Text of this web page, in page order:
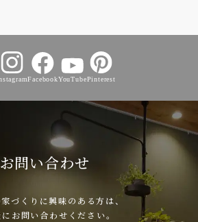
FacebookYouTubePinterest
お問い合わせ
づくりに興味のある方は、
お問い合わせください。